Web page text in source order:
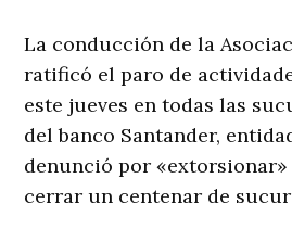
La conducción de la
ratificó el paro de
este jueves en todas las
del banco Santander,
denunció por
cerrar un centenar de